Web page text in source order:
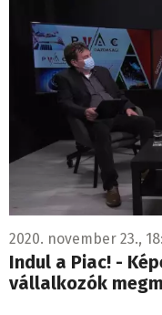
2020. november 23.,
Indul a Piac! -
vállalkozók